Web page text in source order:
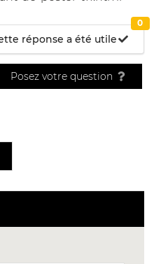
réponse a été utile
0
Posez votre question